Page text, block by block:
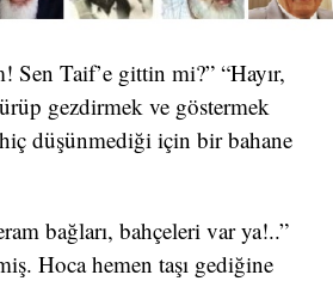
Taif’e gittin mi?” “Hayır,
gezdirmek ve göstermek
düşünmediği için bir bahane
bağları, bahçeleri var ya!..”
Hoca hemen taşı gediğine